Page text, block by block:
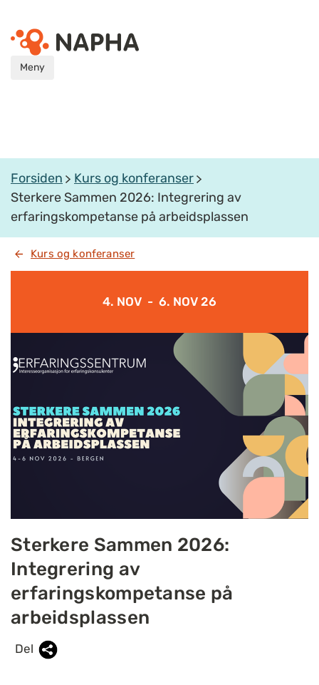
Meny
Forsiden
Kurs og konferanser
Sterkere Sammen 2026: Integrering av
erfaringskompetanse på arbeidsplassen
Kurs og konferanser
4. NOV - 6. NOV 26
Sterkere Sammen 2026:
Integrering av
erfaringskompetanse på
arbeidsplassen
Del